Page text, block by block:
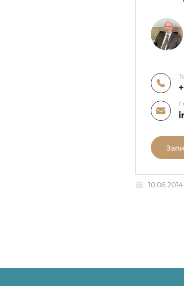
10.06.2014